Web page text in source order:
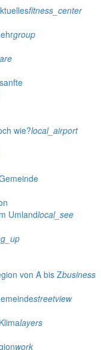
fitness_center
group
wie?local_airport
Umlandlocal_see
von A bis Zbusiness
streetview
layers
work